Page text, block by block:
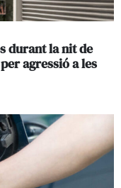
durant la nit de
agressió a les